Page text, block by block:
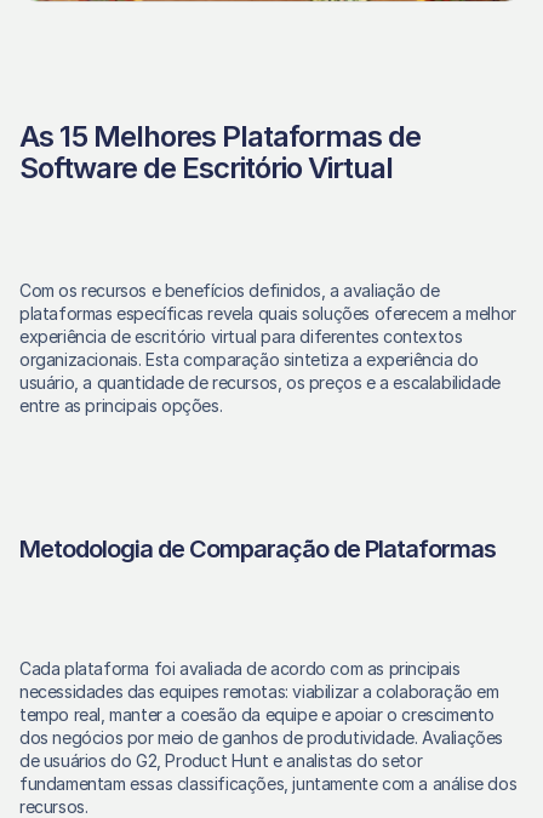
As 15 Melhores Plataformas de
Software de Escritório Virtual
Com os recursos e benefícios definidos, a avaliação de
plataformas específicas revela quais soluções oferecem a melhor
experiência de escritório virtual para diferentes contextos
organizacionais. Esta comparação sintetiza a experiência do
usuário, a quantidade de recursos, os preços e a escalabilidade
entre as principais opções.
Metodologia de Comparação de Plataformas
Cada plataforma foi avaliada de acordo com as principais
necessidades das equipes remotas: viabilizar a colaboração em
tempo real, manter a coesão da equipe e apoiar o crescimento
dos negócios por meio de ganhos de produtividade. Avaliações
de usuários do G2, Product Hunt e analistas do setor
fundamentam essas classificações, juntamente com a análise dos
recursos.